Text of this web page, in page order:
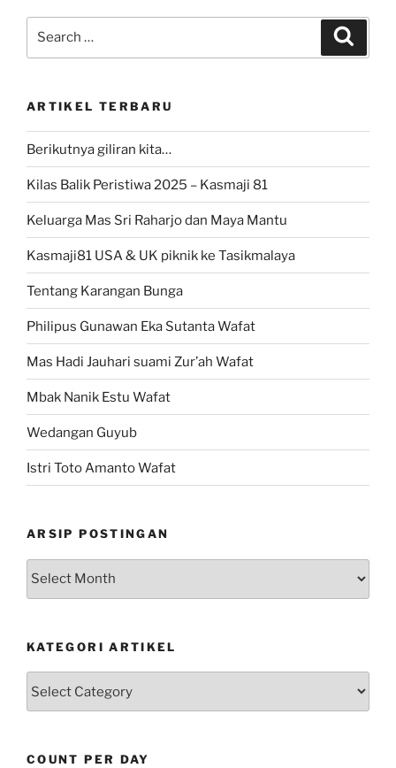
ARTIKEL TERBARU
Berikutnya giliran kita…
Kilas Balik Peristiwa 2025 – Kasmaji 81
Keluarga Mas Sri Raharjo dan Maya Mantu
Kasmaji81 USA & UK piknik ke Tasikmalaya
Tentang Karangan Bunga
Philipus Gunawan Eka Sutanta Wafat
Mas Hadi Jauhari suami Zur’ah Wafat
Mbak Nanik Estu Wafat
Wedangan Guyub
Istri Toto Amanto Wafat
ARSIP POSTINGAN
Arsip
KATEGORI ARTIKEL
COUNT PER DAY